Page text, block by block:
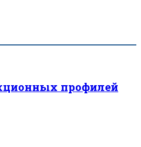
профилей